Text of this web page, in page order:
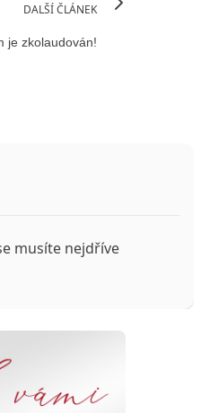
DALŠÍ ČLÁNEK
je zkolaudován!
musíte nejdříve